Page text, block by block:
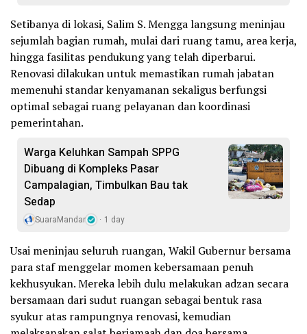
Setibanya di lokasi, Salim S. Mengga langsung meninjau
sejumlah bagian rumah, mulai dari ruang tamu, area kerja,
hingga fasilitas pendukung yang telah diperbarui.
Renovasi dilakukan untuk memastikan rumah jabatan
memenuhi standar kenyamanan sekaligus berfungsi
optimal sebagai ruang pelayanan dan koordinasi
pemerintahan.
Warga Keluhkan Sampah SPPG
Dibuang di Kompleks Pasar
Campalagian, Timbulkan Bau tak
Sedap
SuaraMandar 1 day
Usai meninjau seluruh ruangan, Wakil Gubernur bersama
para staf menggelar momen kebersamaan penuh
kekhusyukan. Mereka lebih dulu melakukan adzan secara
bersamaan dari sudut ruangan sebagai bentuk rasa
syukur atas rampungnya renovasi, kemudian